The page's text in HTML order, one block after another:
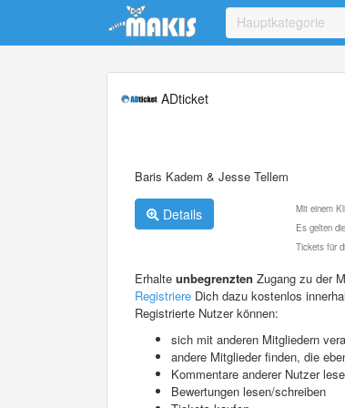
Update cookies preferences
Hauptkategorie
ADticket
Baris Kadem & Jesse Tellem
Details
Mit einem
Es gelten
Tickets für
Erhalte unbegrenzten Zugang zu der
Registriere Dich dazu kostenlos
Registrierte Nutzer können:
sich mit anderen Mitgliedern
andere Mitglieder finden, die
Kommentare anderer Nutzer
Bewertungen lesen/schreiben